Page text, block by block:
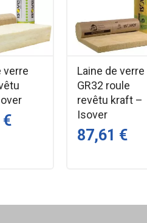
mm
(36 rouleaux par carton)
verre
€
Laine de verre
GR32 roule
revêtu kraft –
Isover
87,61 €